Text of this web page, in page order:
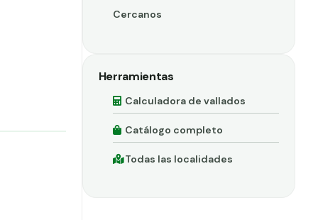
Cercanos
Herramientas
Calculadora de vallados
Catálogo completo
Todas las localidades